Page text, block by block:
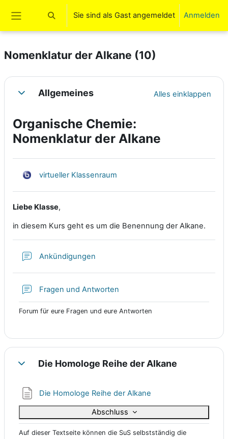
Website-Übersicht
Sucheingabe umschalten
Sie sind als Gast angemeldet Anmelden
Nomenklatur der Alkane (10)
Abschnittsübersicht
EinklappenAllgemeines Alles einklappen
Organische Chemie:
Nomenklatur der Alkane
virtueller Klassenraum
Liebe Klasse,
in diesem Kurs geht es um die Benennung der Alkane.
Ankündigungen
Fragen und Antworten
Forum für eure Fragen und eure Antworten
EinklappenDie Homologe Reihe der Alkane
Die Homologe Reihe der Alkane
Abschluss
Auf dieser Textseite können die SuS selbstständig die